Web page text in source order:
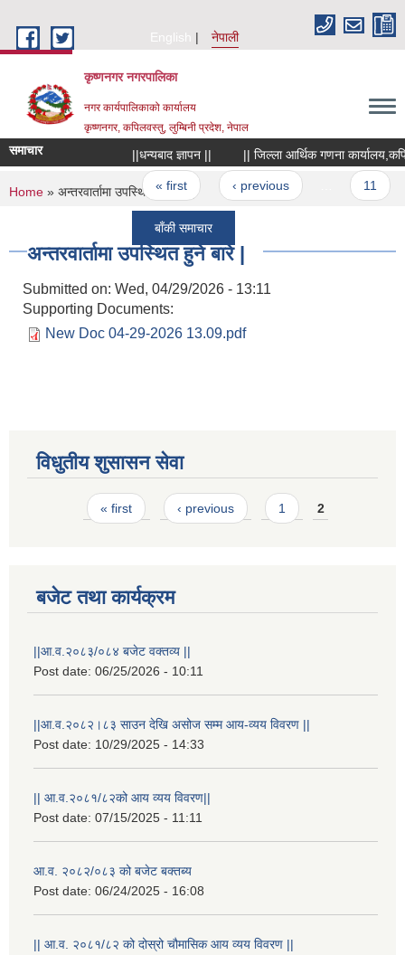
English
नेपाली
कृष्णनगर नगरपालिका
नगर कार्यपालिकाको कार्यालय
कृष्णनगर, कपिलवस्तु, लुम्बिनी प्रदेश, नेपाल
समाचार ||धन्यबाद ज्ञापन || || जिल्ला आर्थिक गणना
Pages
« first ‹ previous
बाँकी समाचार
You are here
Home » अन्तरवार्तामा उपस्थित हुने बारे |
अन्तरवार्तामा उपस्थित हुने बारे |
Submitted on: Wed, 04/29/2026 - 13:11
Supporting Documents:
New Doc 04-29-2026 13.09.pdf
विधुतीय शुसासन सेवा
Pages« first ‹ previous 1 2
बजेट तथा कार्यक्रम
||आ.व.२०८३/०८४ बजेट वक्तव्य ||
Post date: 06/25/2026 - 10:11
||आ.व.२०८२।८३ साउन देखि असोज सम्म आय-व्यय विवरण ||
Post date: 10/29/2025 - 14:33
|| आ.व.२०८१/८२को आय व्यय विवरण||
Post date: 07/15/2025 - 11:11
आ.व. २०८२/०८३ को बजेट बक्तब्य
Post date: 06/24/2025 - 16:08
|| आ.व. २०८१/८२ को दोस्रो चौमासिक आय व्यय विवरण ||